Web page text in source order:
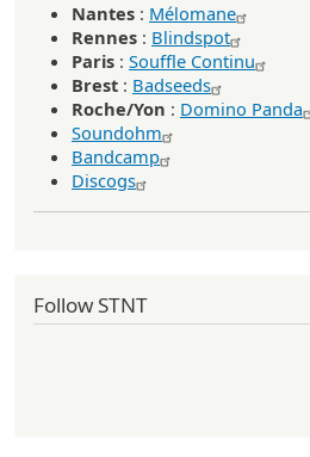
Nantes : Mélomane
Rennes : Blindspot
Paris : Souffle Continu
Brest : Badseeds
Roche/Yon : Domino Panda
Soundohm
Bandcamp
Discogs
Follow STNT